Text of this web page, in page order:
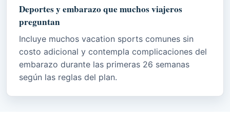
Deportes y embarazo que muchos viajeros
preguntan
Incluye muchos vacation sports comunes sin
costo adicional y contempla complicaciones del
embarazo durante las primeras 26 semanas
según las reglas del plan.